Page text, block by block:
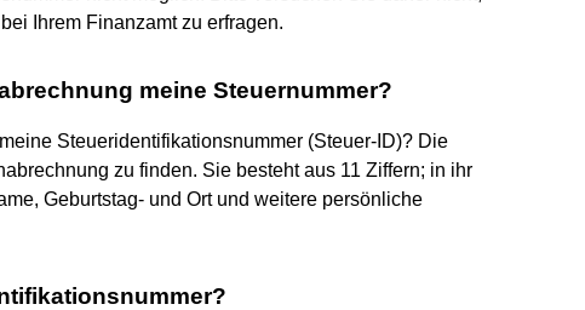
Ihrem Finanzamt zu erfragen.
meine Steuernummer?
Steueridentifikationsnummer (Steuer-ID)? Die
zu finden. Sie besteht aus 11 Ziffern; in ihr
Geburtstag- und Ort und weitere persönliche